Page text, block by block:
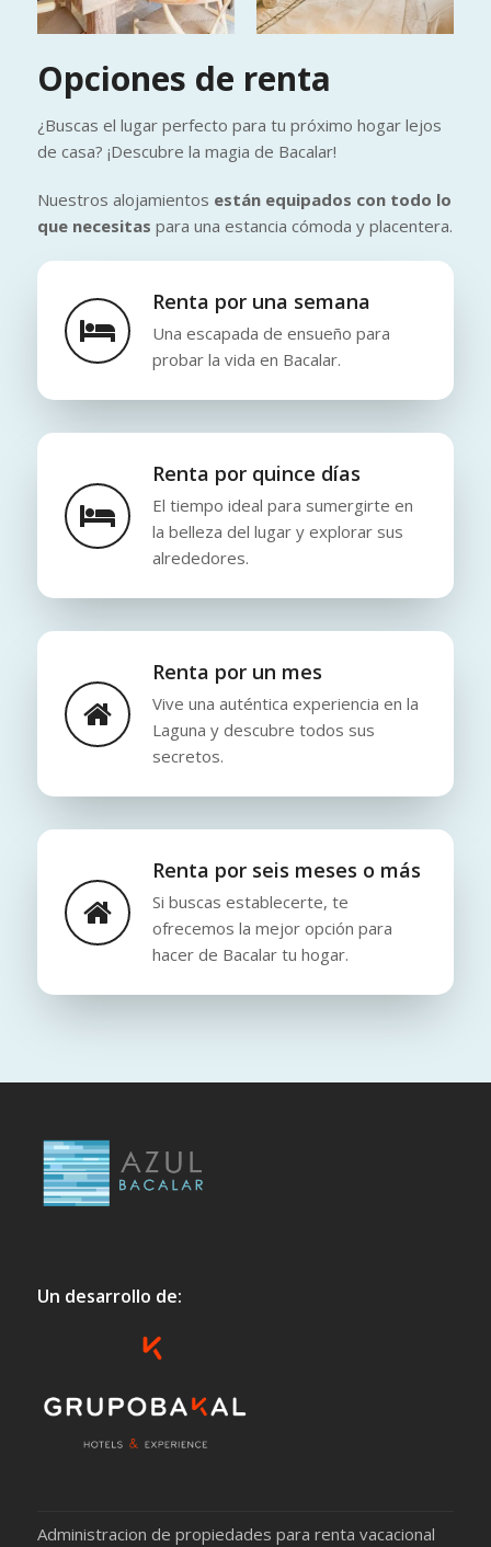
Opciones de renta
¿Buscas el lugar perfecto para tu próximo hogar lejos
de casa? ¡Descubre la magia de Bacalar!
Nuestros alojamientos están equipados con todo lo
que necesitas para una estancia cómoda y placentera.
Renta por una semana
Una escapada de ensueño para
probar la vida en Bacalar.
Renta por quince días
El tiempo ideal para sumergirte en
la belleza del lugar y explorar sus
alrededores.
Renta por un mes
Vive una auténtica experiencia en la
Laguna y descubre todos sus
secretos.
Renta por seis meses o más
Si buscas establecerte, te
ofrecemos la mejor opción para
hacer de Bacalar tu hogar.
Un desarrollo de:
Administracion de propiedades para renta vacacional